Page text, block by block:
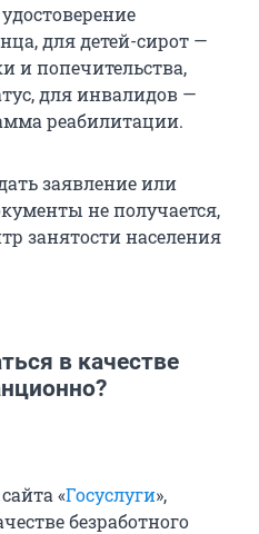
для детей-сирот —
и попечительства,
для инвалидов —
реабилитации.
заявление или
не получается,
занятости населения
в качестве
«Госуслуги»,
безработного